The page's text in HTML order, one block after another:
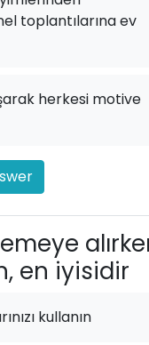
toplantılarına ev
herkesi motive
en iyisidir
kullanın